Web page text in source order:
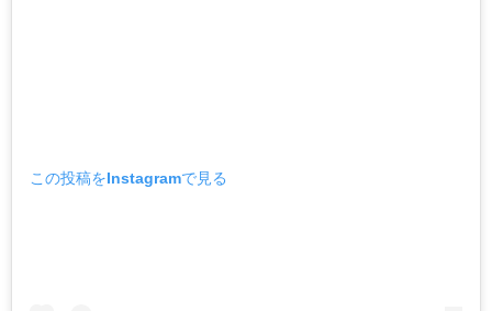
この投稿をInstagramで見る